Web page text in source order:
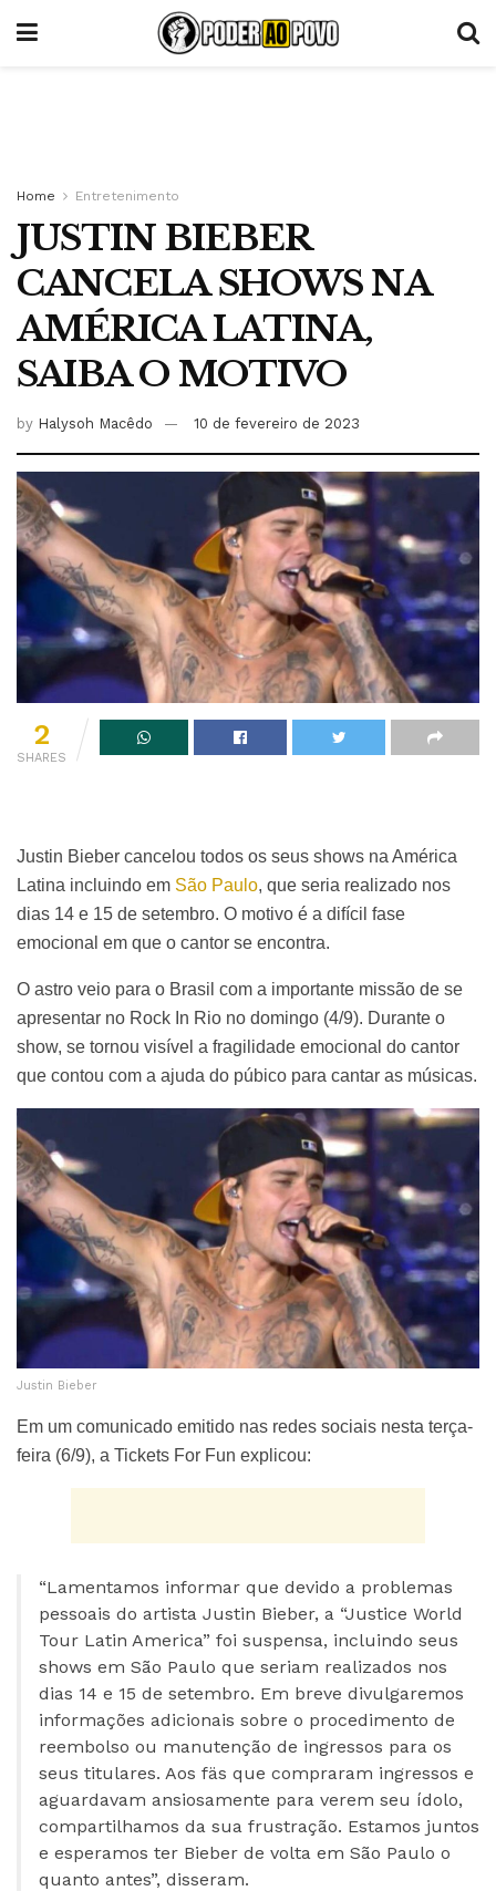
Home Entretenimento
JUSTIN BIEBER
CANCELA SHOWS NA
AMÉRICA LATINA,
SAIBA O MOTIVO
by Halysoh Macêdo 10 de fevereiro de 2023
2
SHARES
Justin Bieber cancelou todos os seus shows na América
Latina incluindo em São Paulo, que seria realizado nos
dias 14 e 15 de setembro. O motivo é a difícil fase
emocional em que o cantor se encontra.
O astro veio para o Brasil com a importante missão de se
apresentar no Rock In Rio no domingo (4/9). Durante o
show, se tornou visível a fragilidade emocional do cantor
que contou com a ajuda do púbico para cantar as músicas.
Justin Bieber
Em um comunicado emitido nas redes sociais nesta terça-
feira (6/9), a Tickets For Fun explicou:
“Lamentamos informar que devido a problemas
pessoais do artista Justin Bieber, a “Justice World
Tour Latin America” foi suspensa, incluindo seus
shows em São Paulo que seriam realizados nos
dias 14 e 15 de setembro. Em breve divulgaremos
informações adicionais sobre o procedimento de
reembolso ou manutenção de ingressos para os
seus titulares. Aos fäs que compraram ingressos e
aguardavam ansiosamente para verem seu ídolo,
compartilhamos da sua frustração. Estamos juntos
e esperamos ter Bieber de volta em São Paulo o
quanto antes”, disseram.